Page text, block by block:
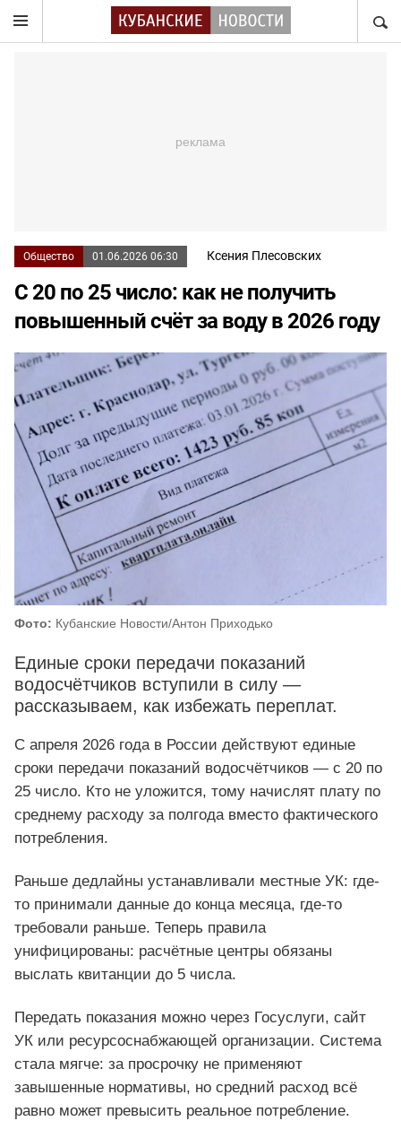
Общество 01.06.2026 06:30 Ксения Плесовских
С 20 по 25 число: как не получить
повышенный счёт за воду в 2026 году
Фото: Кубанские Новости/Антон Приходько
Единые сроки передачи показаний
водосчётчиков вступили в силу —
рассказываем, как избежать переплат.
С апреля 2026 года в России действуют единые
сроки передачи показаний водосчётчиков — с 20 по
25 число. Кто не уложится, тому начислят плату по
среднему расходу за полгода вместо фактического
потребления.
Раньше дедлайны устанавливали местные УК: где-
то принимали данные до конца месяца, где-то
требовали раньше. Теперь правила
унифицированы: расчётные центры обязаны
выслать квитанции до 5 числа.
Передать показания можно через Госуслуги, сайт
УК или ресурсоснабжающей организации. Система
стала мягче: за просрочку не применяют
завышенные нормативы, но средний расход всё
равно может превысить реальное потребление.